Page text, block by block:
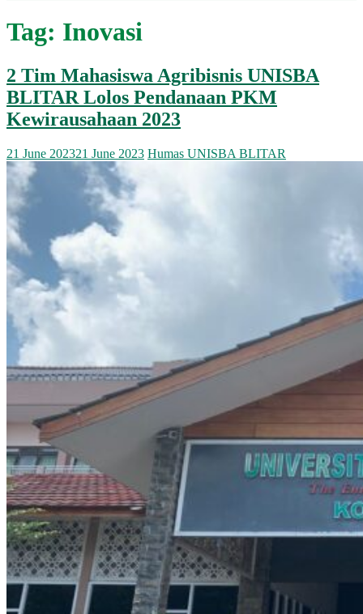
Tag: Inovasi
2 Tim Mahasiswa Agribisnis UNISBA
BLITAR Lolos Pendanaan PKM
Kewirausahaan 2023
21 June 202321 June 2023 Humas UNISBA BLITAR